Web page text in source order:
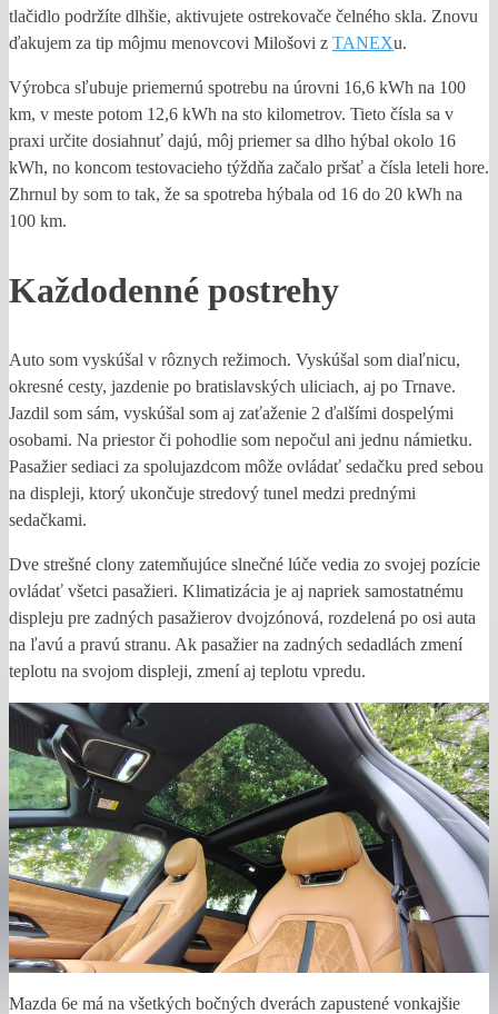
tlačidlo podržíte dlhšie, aktivujete ostrekovače čelného skla. Znovu
ďakujem za tip môjmu menovcovi Milošovi z TANEXu.
Výrobca sľubuje priemernú spotrebu na úrovni 16,6 kWh na 100
km, v meste potom 12,6 kWh na sto kilometrov. Tieto čísla sa v
praxi určite dosiahnuť dajú, môj priemer sa dlho hýbal okolo 16
kWh, no koncom testovacieho týždňa začalo pršať a čísla leteli hore.
Zhrnul by som to tak, že sa spotreba hýbala od 16 do 20 kWh na
100 km.
Každodenné postrehy
Auto som vyskúšal v rôznych režimoch. Vyskúšal som diaľnicu,
okresné cesty, jazdenie po bratislavských uliciach, aj po Trnave.
Jazdil som sám, vyskúšal som aj zaťaženie 2 ďalšími dospelými
osobami. Na priestor či pohodlie som nepočul ani jednu námietku.
Pasažier sediaci za spolujazdcom môže ovládať sedačku pred sebou
na displeji, ktorý ukončuje stredový tunel medzi prednými
sedačkami.
Dve strešné clony zatemňujúce slnečné lúče vedia zo svojej pozície
ovládať všetci pasažieri. Klimatizácia je aj napriek samostatnému
displeju pre zadných pasažierov dvojzónová, rozdelená po osi auta
na ľavú a pravú stranu. Ak pasažier na zadných sedadlách zmení
teplotu na svojom displeji, zmení aj teplotu vpredu.
Mazda 6e má na všetkých bočných dverách zapustené vonkajšie